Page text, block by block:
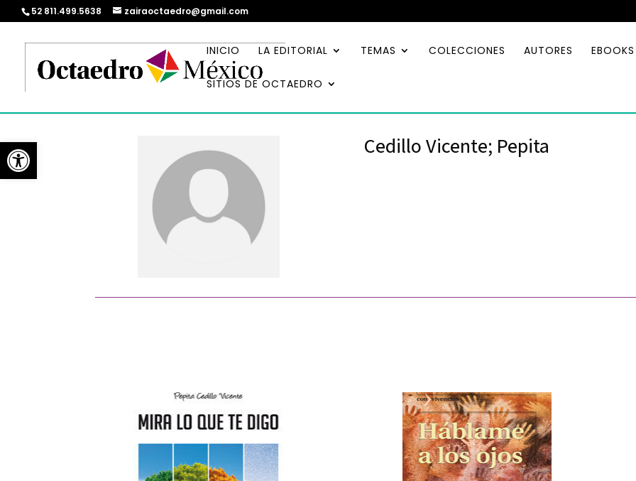
Abrir barra de herramientas
52 811.499.5638 zairaoctaedro@gmail.com
INICIO LA EDITORIAL TEMAS COLECCIONES AUTORES EBOOKS
SITIOS DE OCTAEDRO
Cedillo Vicente; Pepita